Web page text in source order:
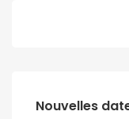
Nouvelles